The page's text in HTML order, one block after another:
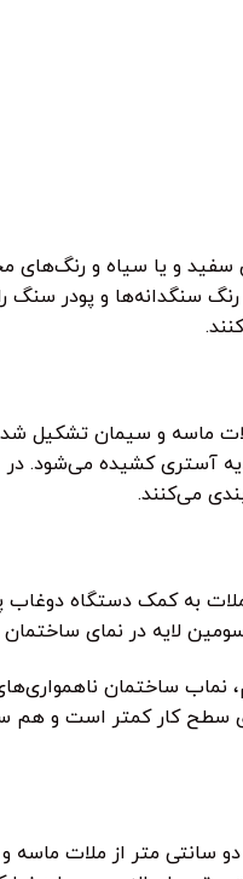
و یا سیاه و رنگ‌های
سنگدانه‌ها و پودر سنگ
ماسه و سیمان تشکیل شده
کشیده می‌شود. در
می‌کنند.
به کمک دستگاه دوغاب
لایه در نمای ساختمان
ساختمان
سطح کار کمتر است و هم
سانتی متر از ملات